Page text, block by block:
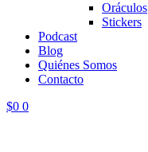
Oráculos
Stickers
Podcast
Blog
Quiénes Somos
Contacto
$0 0